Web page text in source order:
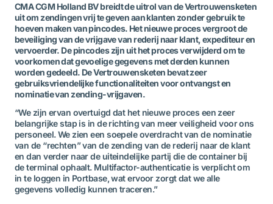
CMA CGM Holland BV breidt de uitrol van de Vertrouwensketen
uit om zendingen vrij te geven aan klanten zonder gebruik te
hoeven maken van pincodes. Het nieuwe proces vergroot de
beveiliging van de vrijgave van rederij naar klant, expediteur en
vervoerder. De pincodes zijn uit het proces verwijderd om te
voorkomen dat gevoelige gegevens met derden kunnen
worden gedeeld. De Vertrouwensketen bevat zeer
gebruiksvriendelijke functionaliteiten voor ontvangst en
nominatie van zending-vrijgaven.
“We zijn ervan overtuigd dat het nieuwe proces een zeer
belangrijke stap is in de richting van meer veiligheid voor ons
personeel. We zien een soepele overdracht van de nominatie
van de “rechten” van de zending van de rederij naar de klant
en dan verder naar de uiteindelijke partij die de container bij
de terminal ophaalt. Multifactor-authenticatie is verplicht om
in te loggen in Portbase, wat ervoor zorgt dat we alle
gegevens volledig kunnen traceren.”